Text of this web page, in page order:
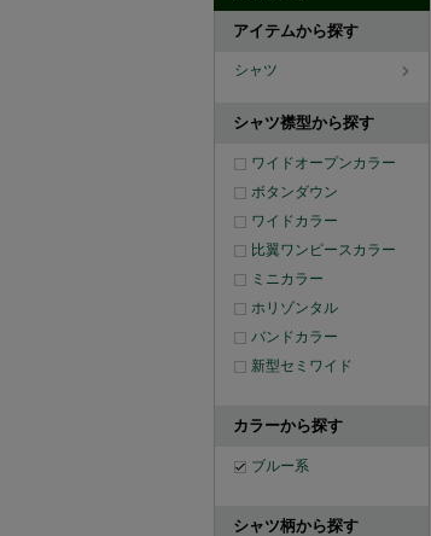
アイテムから探す
シャツ
シャツ襟型から探す
ワイドオープンカラー
ボタンダウン
ワイドカラー
比翼ワンピースカラー
ミニカラー
ホリゾンタル
バンドカラー
新型セミワイド
カラーから探す
ブルー系
シャツ柄から探す